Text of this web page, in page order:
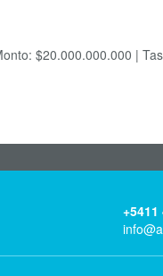
$20.000.000.000 |
+5411